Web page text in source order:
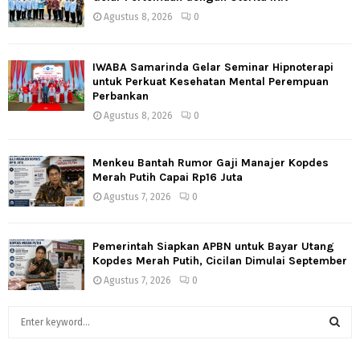
Agustus 8, 2026 0
IWABA Samarinda Gelar Seminar Hipnoterapi
untuk Perkuat Kesehatan Mental Perempuan
Perbankan
Agustus 8, 2026 0
Menkeu Bantah Rumor Gaji Manajer Kopdes
Merah Putih Capai Rp16 Juta
Agustus 7, 2026 0
Pemerintah Siapkan APBN untuk Bayar Utang
Kopdes Merah Putih, Cicilan Dimulai September
Agustus 7, 2026 0